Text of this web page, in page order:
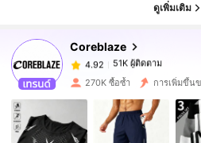
ดูเพิ่มเติม
Coreblaze
4.92
51K ผู้ติดตาม
c***l จ่าย1 วันที่ผ่านมา
4.92 51K ผู้ติดตาม
270K ซื้อซ้ำ การเพิ่มขึ้น